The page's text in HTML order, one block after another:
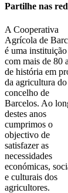
Partilhe nas
Facebook
Twitter
LinkedIn
Tumblr
Pinterest
Email
A Cooperativa
Agrícola de
é uma instituição
com mais de 80
de história em
da agricultura do
concelho de
Barcelos. Ao
destes anos
cumprimos o
objectivo de
satisfazer as
necessidades
económicas,
e culturais dos
agricultores.